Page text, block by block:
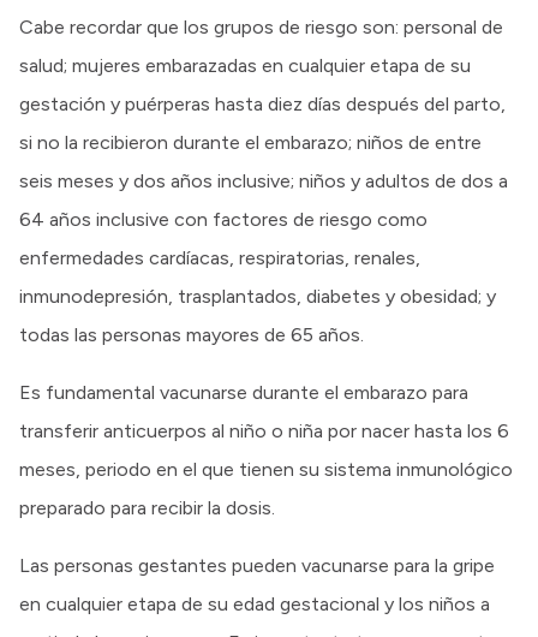
Cabe recordar que los grupos de riesgo son: personal de
salud; mujeres embarazadas en cualquier etapa de su
gestación y puérperas hasta diez días después del parto,
si no la recibieron durante el embarazo; niños de entre
seis meses y dos años inclusive; niños y adultos de dos a
64 años inclusive con factores de riesgo como
enfermedades cardíacas, respiratorias, renales,
inmunodepresión, trasplantados, diabetes y obesidad; y
todas las personas mayores de 65 años.
Es fundamental vacunarse durante el embarazo para
transferir anticuerpos al niño o niña por nacer hasta los 6
meses, periodo en el que tienen su sistema inmunológico
preparado para recibir la dosis.
Las personas gestantes pueden vacunarse para la gripe
en cualquier etapa de su edad gestacional y los niños a